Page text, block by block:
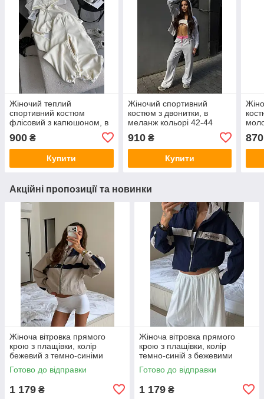
Жіночий теплий
спортивний костюм
флісовий з капюшоном, в
молочному кольорі 42-44
900 ₴
Купити
Жіночий спортивний
костюм з двонитки, в
меланж кольорі 42-44
910₴
Купити
870
Акційні пропозиції та новинки
Жіноча вітровка прямого
крою з плащівки, колір
бежевий з темно-синіми
вставками 42-46
Готово до відправки
1 179 ₴
Жіноча вітровка прямого
крою з плащівки, колір
темно-синій з бежевими
вставками 42-46
Готово до відправки
1 179 ₴